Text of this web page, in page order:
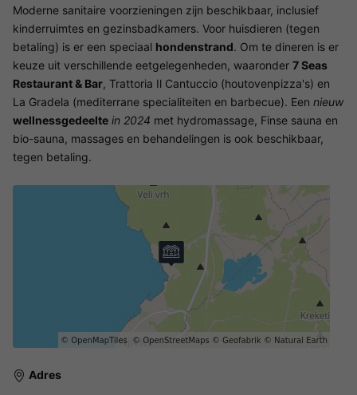
Moderne sanitaire voorzieningen zijn beschikbaar, inclusief
kinderruimtes en gezinsbadkamers. Voor huisdieren (tegen
betaling) is er een speciaal hondenstrand. Om te dineren is er
keuze uit verschillende eetgelegenheden, waaronder 7 Seas
Restaurant & Bar, Trattoria Il Cantuccio (houtovenpizza's) en
La Gradela (mediterrane specialiteiten en barbecue). Een nieuw
wellnessgedeelte in 2024 met hydromassage, Finse sauna en
bio-sauna, massages en behandelingen is ook beschikbaar,
tegen betaling.
Adres